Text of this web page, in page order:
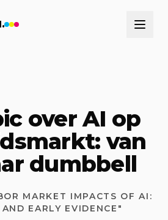
over AI op
van
dumbbell
MARKET IMPACTS OF AI:
EARLY EVIDENCE"